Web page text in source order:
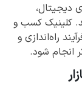
دیجیتال،
کلینیک کسب و
راه‌اندازی و
انجام شود.